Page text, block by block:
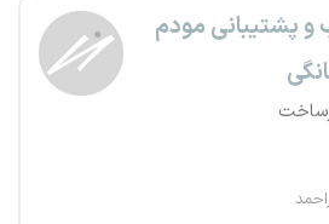
پشتیبانی مودم